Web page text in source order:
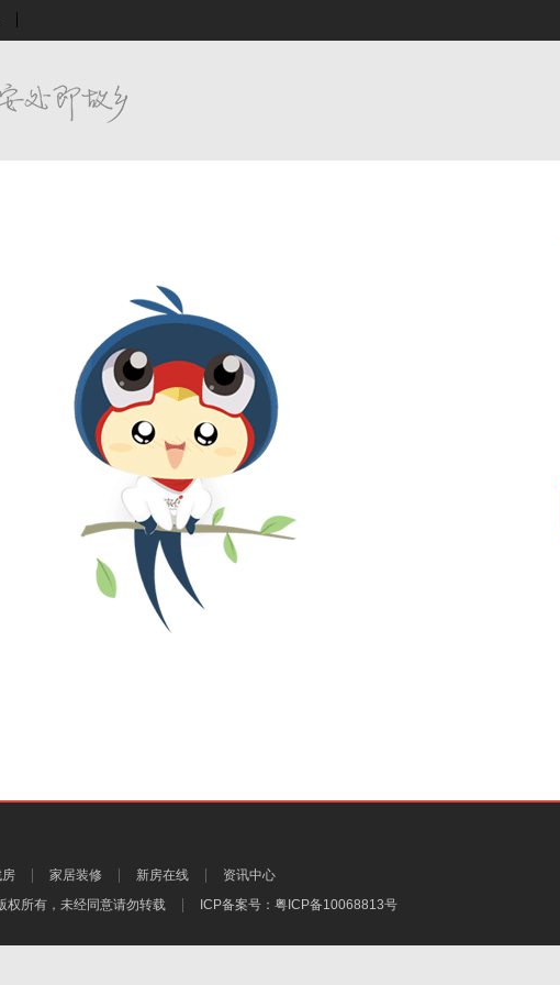
家居装修 新房在线
资讯中心
权所有，未经同意请勿转载 ICP备案号： 粤ICP备10068813号